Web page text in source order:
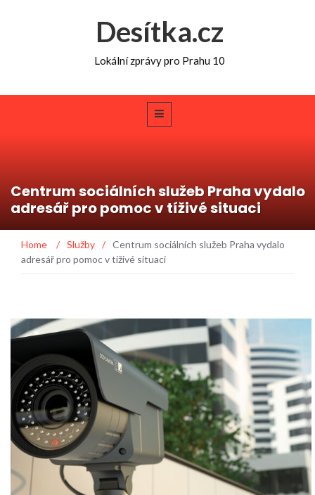
Desítka.cz
Lokální zprávy pro Prahu 10
Centrum sociálních služeb Praha vydalo
adresář pro pomoc v tíživé situaci
Home / Služby / Centrum sociálních služeb Praha vydalo
adresář pro pomoc v tíživé situaci